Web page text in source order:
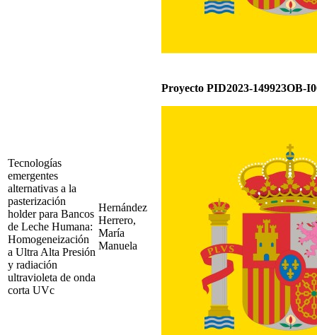
Tecnologías
emergentes
alternativas a la
pasterización
holder para Bancos
de Leche Humana:
Homogeneización
a Ultra Alta Presión
y radiación
ultravioleta de onda
corta UVc
Hernández
Herrero,
María
Manuela
Proyecto PID2023-149923OB-